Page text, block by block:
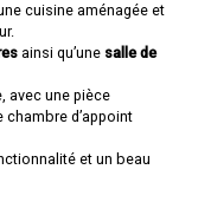
cuisine aménagée et
ainsi qu’une salle de
avec une pièce
d’appoint
et un beau